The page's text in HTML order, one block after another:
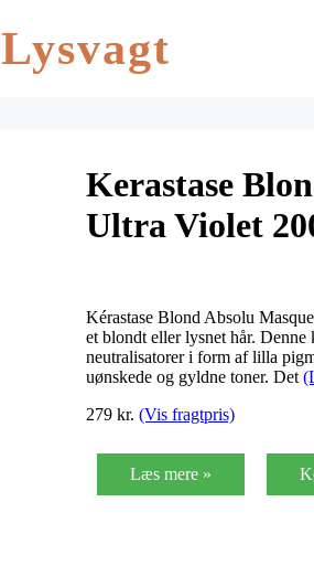
Lysvagt
Kerastase
Ultra Violet
Kérastase Blond Absolu
et blondt eller lysnet hår.
neutralisatorer i form af lilla
uønskede og gyldne toner. Det
279 kr. (Vis fragtpris)
Læs mere »